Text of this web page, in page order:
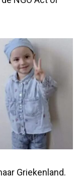
Griekenland.